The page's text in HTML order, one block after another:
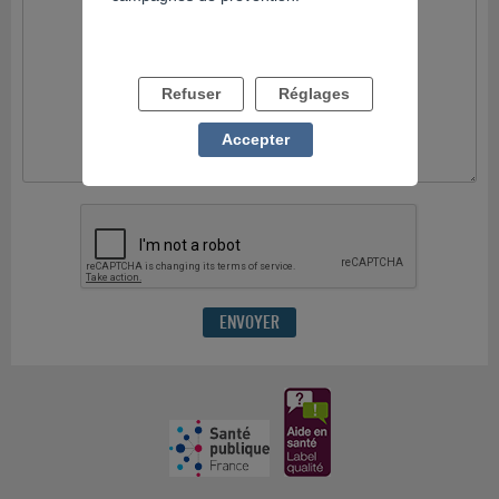
Refuser Réglages
Accepter